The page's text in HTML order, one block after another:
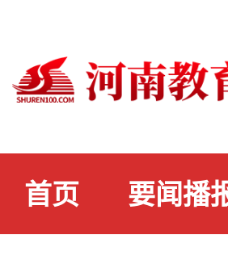
首页 要闻播